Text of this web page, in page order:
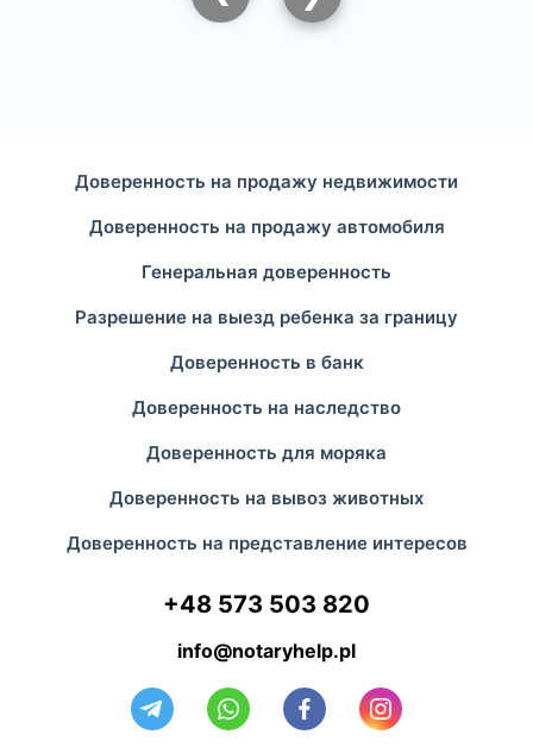
Доверенность на продажу недвижимости
Доверенность на продажу автомобиля
Генеральная доверенность
Разрешение на выезд ребенка за границу
Доверенность в банк
Доверенность на наследство
Доверенность для моряка
Доверенность на вывоз животных
Доверенность на представление интересов
+48 573 503 820
info@notaryhelp.pl